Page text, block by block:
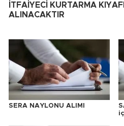
İTFAİYECİ KURTARMA
ALINACAKTIR
SERA NAYLONU ALIMI